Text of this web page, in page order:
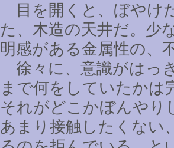
目を開くと、ぼやけ
た、木造の天井だ。少
明感がある金属性の、
徐々に、意識がはっ
まで何をしていたかは
それがどこかぼんやり
あまり接触したくない